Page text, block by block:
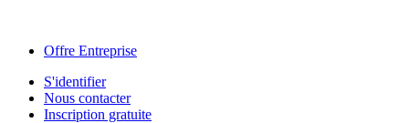
Offre Entreprise
S'identifier
Nous contacter
Inscription gratuite